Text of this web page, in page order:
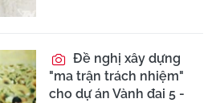
Đề nghị xây dựng
"ma trận trách nhiệm"
cho dự án Vành đai 5 -